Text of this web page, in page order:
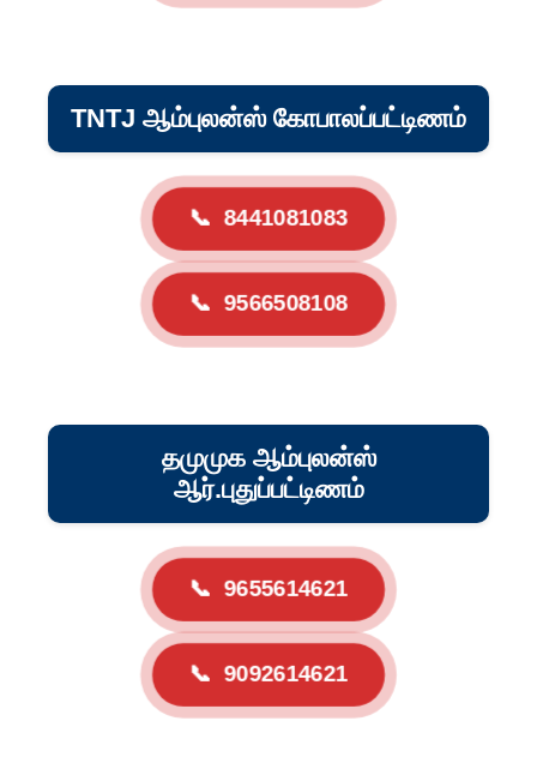
TNTJ ஆம்புலன்ஸ் கோபாலப்பட்டிணம்
📞 8441081083
📞 9566508108
தமுமுக ஆம்புலன்ஸ்
ஆர்.புதுப்பட்டிணம்
📞 9655614621
📞 9092614621